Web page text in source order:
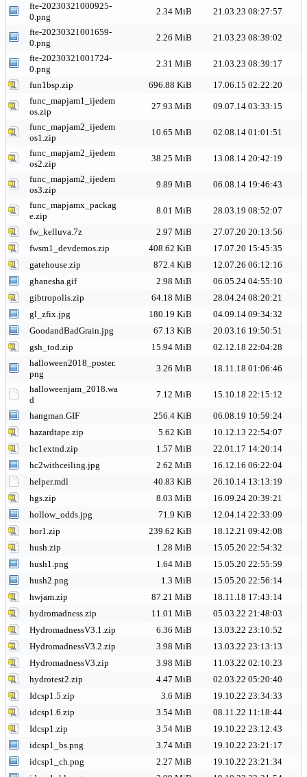
fte-20230321000925-
0.png
2.34 MiB
21.03.23 08:27:57
fte-20230321001659-
0.png
2.26 MiB
21.03.23 08:39:02
fte-20230321001724-
0.png
2.31 MiB 21.03.23 08:39:17
fun1bsp.zip 696.88 KiB
17.06.15 02:22:20
func_mapjam1_ijedem
os.zip
27.93 MiB
09.07.14 03:33:15
func_mapjam2_ijedem
os1.zip
10.65 MiB
02.08.14 01:01:51
func_mapjam2_ijedem
os2.zip
38.25 MiB
13.08.14 20:42:19
func_mapjam2_ijedem
os3.zip
9.89 MiB
06.08.14 19:46:43
func_mapjamx_packag
e.zip
8.01 MiB 28.03.19 08:52:07
fw_kelluva.7z 2.97 MiB
27.07.20 20:13:56
fwsm1_devdemos.zip
408.62 KiB
17.07.20 15:45:35
gatehouse.zip
872.4 KiB
12.07.26 06:12:16
ghanesha.gif
2.98 MiB
06.05.24 04:55:10
gibtropolis.zip
64.18 MiB
28.04.24 08:20:21
gl_zfix.jpg
180.19 KiB
04.09.14 09:34:32
GoodandBadGrain.jpg
67.13 KiB
20.03.16 19:50:51
gsh_tod.zip
15.94 MiB
02.12.18 22:04:28
halloween2018_poster.
png
3.26 MiB
18.11.18 01:06:46
halloweenjam_2018.wa
d
7.12 MiB 15.10.18 22:15:12
hangman.GIF 256.4 KiB
06.08.19 10:59:24
hazardtape.zip
5.62 KiB
10.12.13 22:54:07
hc1extnd.zip
1.57 MiB
22.01.17 14:20:14
hc2withceiling.jpg
2.62 MiB
16.12.16 06:22:04
helper.mdl
40.83 KiB
26.10.14 13:13:19
hgs.zip
8.03 MiB
16.09.24 20:39:21
hollow_odds.jpg
71.9 KiB
12.04.14 22:33:09
hor1.zip
239.62 KiB
18.12.21 09:42:08
hush.zip
1.28 MiB
15.05.20 22:54:32
hush1.png
1.64 MiB
15.05.20 22:55:59
hush2.png
1.3 MiB
15.05.20 22:56:14
hwjam.zip
87.21 MiB
18.11.18 17:43:14
hydromadness.zip
11.01 MiB
05.03.22 21:48:03
HydromadnessV3.1.zip
6.36 MiB
13.03.22 23:10:52
HydromadnessV3.2.zip
3.98 MiB
13.03.22 23:13:13
HydromadnessV3.zip
3.98 MiB
11.03.22 02:10:23
hydrotest2.zip
4.47 MiB
02.03.22 05:20:40
Idcsp1.5.zip
3.6 MiB
19.10.22 23:34:33
idcsp1.6.zip
3.54 MiB
08.11.22 11:18:44
Idcsp1.zip
3.54 MiB
19.10.22 23:12:43
idcsp1_bs.png
3.74 MiB
19.10.22 23:21:17
idcsp1_ch.png
2.27 MiB
19.10.22 23:21:34